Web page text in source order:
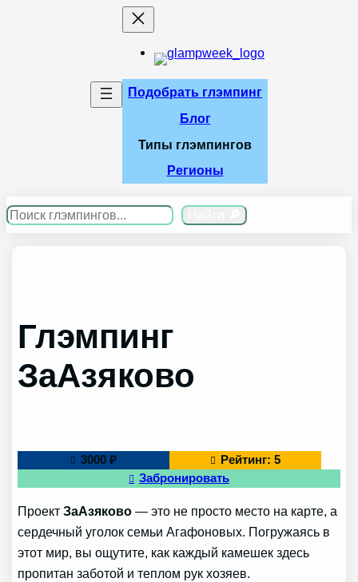
Подобрать глэмпинг
Блог
Типы глэмпингов
Регионы
Поиск
Глэмпинг
ЗаАзяково
3000 ₽
Рейтинг: 5
Забронировать
ПроектЗаАзяково — это не просто место на карте, а
сердечный уголок семьи Агафоновых. Погружаясь в
этот мир, вы ощутите, как каждый камешек здесь
пропитан заботой и теплом рук хозяев.